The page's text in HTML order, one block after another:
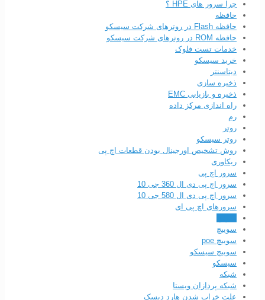
چرا سرور های HPE ؟
حافظه
حافظه Flash در روترهای شرکت سیسکو
حافظه ROM در روترهای شرکت سیسکو
خدمات تست فلوک
خرید سیسکو
دیتاسنتر
ذخیره سازی
ذخیره و بازیابی EMC
راه اندازی مرکز داده
رم
روتر
روتر سیسکو
روش تشخیص اورجینال بودن قطعات اچ پی
ریکاوری
سرور اچ پی
سرور اچ پی دی ال 360 جی 10
سرور اچ پی دی ال 580 جی 10
سرورهای اچ پی ای
سوییچ
سوییچ poe
سوییچ سیسکو
سیسکو
شبکه
شبکه پردازان ویستا
علت خراب شدن هارد دیسک